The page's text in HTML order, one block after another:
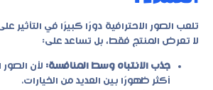
تلعب الصور الاحترافية دورًا كبيرًا في التأثير
لا تعرض المنتج فقط، بل تساعد على:
جذب الانتباه وسط المنافسة: لأن
أكثر ظهورًا بين العديد من الخيارات.